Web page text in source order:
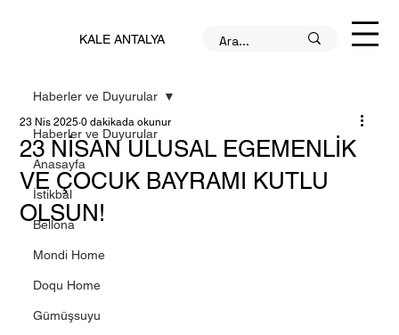
KALE ANTALYA
Haberler ve Duyurular
Anasayfa
İstikbal
Bellona
Mondi Home
Doqu Home
Gümüşsuyu
Haberler ve Duyurular
23 NİSAN ULUSAL EGEMENLİK
VE ÇOCUK BAYRAMI KUTLU
OLSUN!
23 Nis 2025 0 dakikada okunur